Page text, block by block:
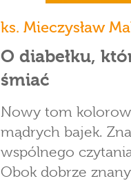
ks. Mieczysław
O diabełku,
śmiać
Nowy tom
mądrych bajek.
wspólnego
Obok dobrze